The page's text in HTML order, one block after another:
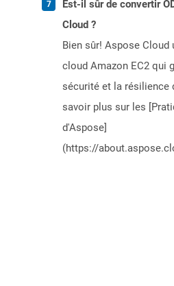
Est-il sûr de convertir
Cloud ?
Bien sûr! Aspose
cloud Amazon EC2 qui
sécurité et la résilience
savoir plus sur les
d'Aspose]
(https://